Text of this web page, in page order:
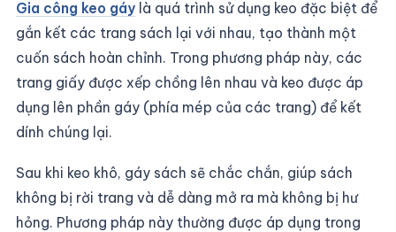
Gia công keo gáy là quá trình sử dụng keo đặc biệt để
gắn kết các trang sách lại với nhau, tạo thành một
cuốn sách hoàn chỉnh. Trong phương pháp này, các
trang giấy được xếp chồng lên nhau và keo được áp
dụng lên phần gáy (phía mép của các trang) để kết
dính chúng lại.
Sau khi keo khô, gáy sách sẽ chắc chắn, giúp sách
không bị rời trang và dễ dàng mở ra mà không bị hư
hỏng. Phương pháp này thường được áp dụng trong